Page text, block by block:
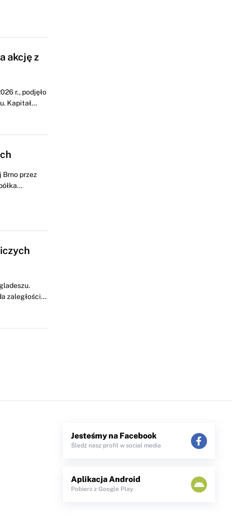
akcję z
r., podjęło
Kapitał...
Brno przez
zaległości...
Jesteśmy na Facebook
Śledź nasz profil w social media
Aplikacja Android
Pobierz z Google Play